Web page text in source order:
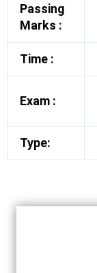
Passing
Marks :
Time :
Exam :
Type: